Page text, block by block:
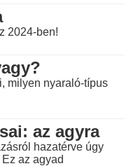
2024-ben!
milyen nyaraló-típus
az agyra
hazatérve úgy
az agyad